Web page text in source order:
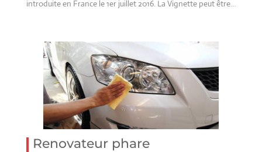
introduite en France le 1er juillet 2016. La Vignette peut être…
Renovateur phare